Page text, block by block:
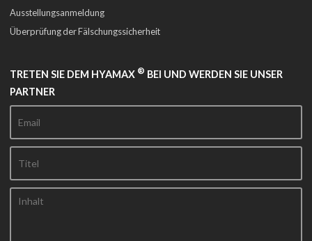
Ausstellungsanmeldung
Überprüfung der Fälschungssicherheit
TRETEN SIE DEM HYAMAX ® BEI UND WERDEN SIE UNSER
PARTNER